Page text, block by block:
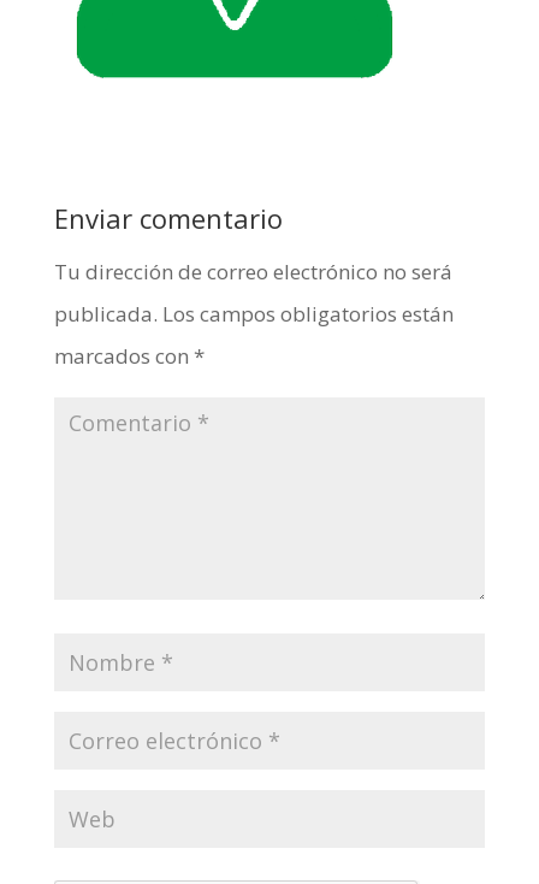
Enviar comentario
Tu dirección de correo electrónico no será
publicada. Los campos obligatorios están
marcados con *